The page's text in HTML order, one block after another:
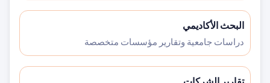
البحث الأكاديمي
دراسات جامعية وتقارير مؤسسات متخصصة